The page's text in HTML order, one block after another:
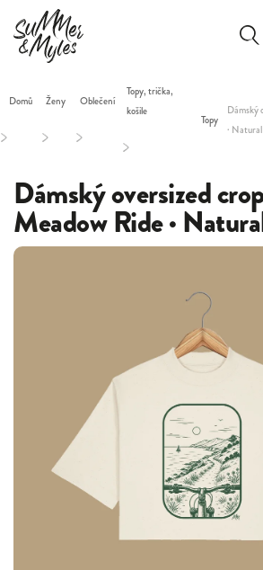
Domů
/
Ženy
/
Oblečení
/
Topy, trička,
košile
/
Topy
Dámský
· Natural
Dámský oversized
Meadow Ride ·